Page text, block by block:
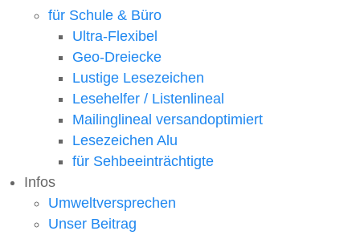
für Schule & Büro
Ultra-Flexibel
Geo-Dreiecke
Lustige Lesezeichen
Lesehelfer / Listenlineal
Mailinglineal versandoptimiert
Lesezeichen Alu
für Sehbeeinträchtigte
Infos
Umweltversprechen
Unser Beitrag